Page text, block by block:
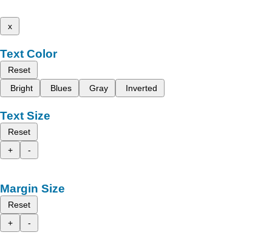
x
Text Color
Reset
Bright
Blues Gray Inverted
Text Size
Reset
+
-
Margin Size
Reset
+
-